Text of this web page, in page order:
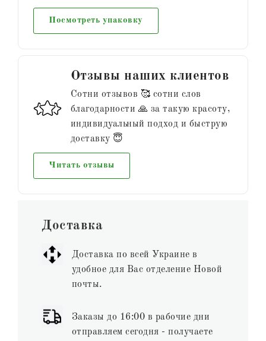
Посмотреть упаковку
Отзывы наших клиентов
Сотни отзывов 🥰 сотни слов
благодарности 🙏 за такую красоту,
индивидуальный подход и быструю
доставку 😇
Читать отзывы
Доставка
Доставка по всей Украине в
удобное для Вас отделение Новой
почты.
Заказы до 16:00 в рабочие дни
отправляем сегодня - получаете